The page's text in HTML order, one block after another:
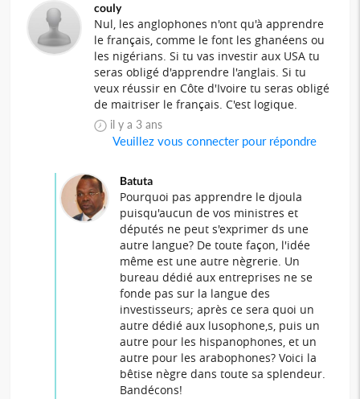
couly
Nul, les anglophones n'ont qu'à apprendre
le français, comme le font les ghanéens ou
les nigérians. Si tu vas investir aux USA tu
seras obligé d'apprendre l'anglais. Si tu
veux réussir en Côte d'Ivoire tu seras obligé
de maitriser le français. C'est logique.
il y a 3 ans
Veuillez vous connecter pour répondre
Batuta
Pourquoi pas apprendre le djoula
puisqu'aucun de vos ministres et
députés ne peut s'exprimer ds une
autre langue? De toute façon, l'idée
même est une autre nègrerie. Un
bureau dédié aux entreprises ne se
fonde pas sur la langue des
investisseurs; après ce sera quoi un
autre dédié aux lusophone,s, puis un
autre pour les hispanophones, et un
autre pour les arabophones? Voici la
bêtise nègre dans toute sa splendeur.
Bandécons!